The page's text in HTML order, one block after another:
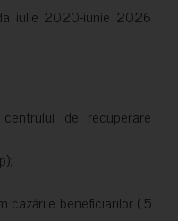
iulie 2020-iunie 2026
de recuperare
cazările beneficiarilor ( 5